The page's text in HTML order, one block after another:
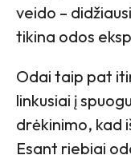
veido –
tikina odos
Odai taip pat
linkusiai į
drėkinimo, kad
Esant riebiai